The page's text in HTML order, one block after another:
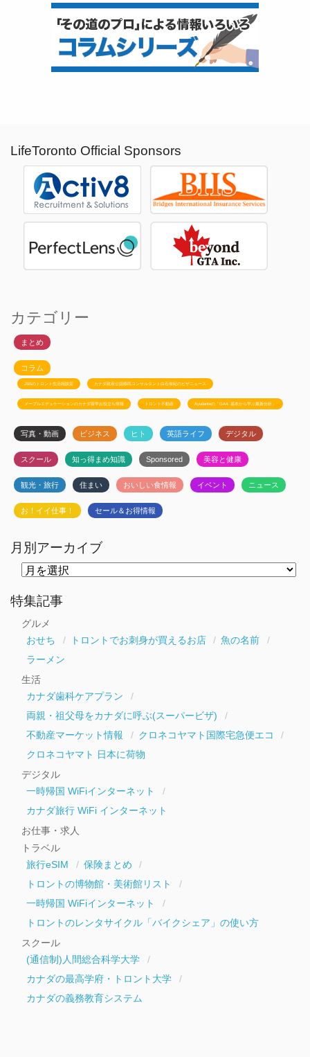
LifeToronto Official Sponsors
カテゴリー
まとめ
コラム
JSSのトロント生活相談室 カナダ政府公認移民コンサルタント白石有紀のビザニュース
メープルエデュケーションのカナダ留学お役立ち情報 トロント不動産 Ayudanteの「GA4: 基本から学ぶ最新分析」
写真・動画 ビジネス ヒト 英語ライフ デジタル
スクール 知っ得まめ知識 Sponsored 美容と健康
観光・旅行 住まい おいしい食情報 イベント ニュース
お！イイ仕事！ セール＆お得情報
月別アーカイブ
ー
カ
特集記事
グルメ
おせち
トロントでお刺身が買えるお店
魚の名前
ラーメン
生活
カナダ歯科ケアプラン
両親・祖父母をカナダに呼ぶ(スーパービザ)
不動産マーケット情報
クロネコヤマト国際宅急便エコ
クロネコヤマト 日本に荷物
デジタル
一時帰国 WiFiインターネット
カナダ旅行 WiFi インターネット
お仕事・求人
トラベル
旅行eSIM
保険まとめ
トロントの博物館・美術館リスト
一時帰国 WiFiインターネット
トロントのレンタサイクル「バイクシェア」の使い方
スクール
(通信制)人間総合科学大学
カナダの最高学府・トロント大学
カナダの義務教育システム